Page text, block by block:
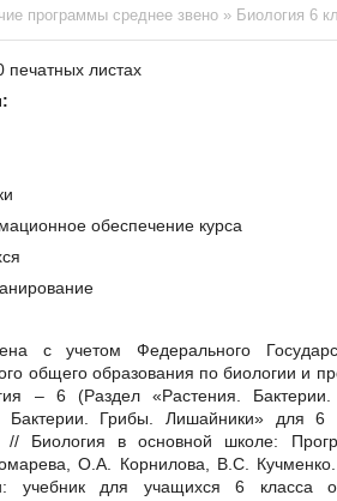
программы среднее звено » Биология 6
листах
обеспечение курса
с учетом Федерального
общего образования по биологии и
– 6 (Раздел «Растения.
Бактерии. Грибы. Лишайники» для 6
// Биология в основной школе:
О.А. Корнилова, В.С. Кучменко.
учебник для учащихся 6 класса